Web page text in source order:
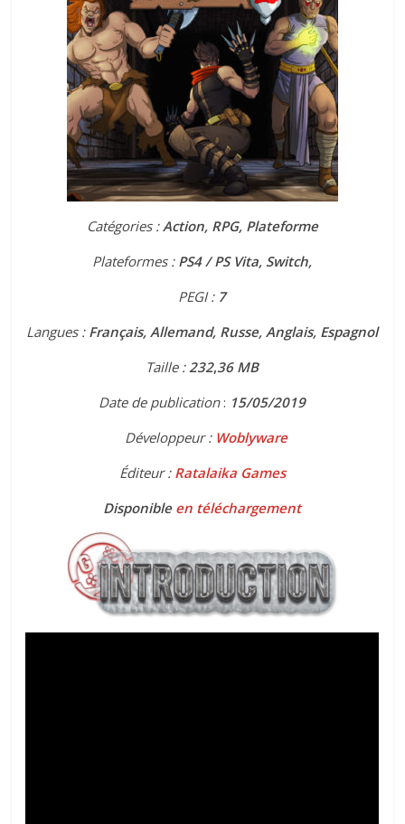
Catégories : Action, RPG, Plateforme
Plateformes : PS4 / PS Vita, Switch,
PEGI : 7
Langues : Français, Allemand, Russe, Anglais, Espagnol
Taille : 232,36 MB
Date de publication: 15/05/2019
Développeur : Woblyware
Éditeur : Ratalaika Games
Disponible en téléchargement